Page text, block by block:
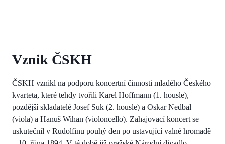
Vznik ČSKH
ČSKH vznikl na podporu koncertní činnosti mladého Českého
kvarteta, které tehdy tvořili Karel Hoffmann (1. housle),
pozdější skladatelé Josef Suk (2. housle) a Oskar Nedbal
(viola) a Hanuš Wihan (violoncello). Zahajovací koncert se
uskutečnil v Rudolfinu pouhý den po ustavující valné hromadě